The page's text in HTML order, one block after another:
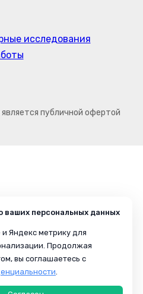
исследования
публичной офертой
ваших персональных данных
Яндекс метрику для
Продолжая
вы соглашаетесь с
.